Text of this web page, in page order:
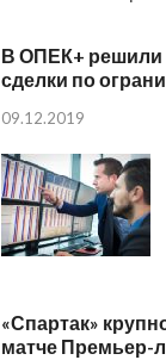
В ОПЕК+ решили
сделки по
09.12.2019
«Спартак»
матче Премьер-